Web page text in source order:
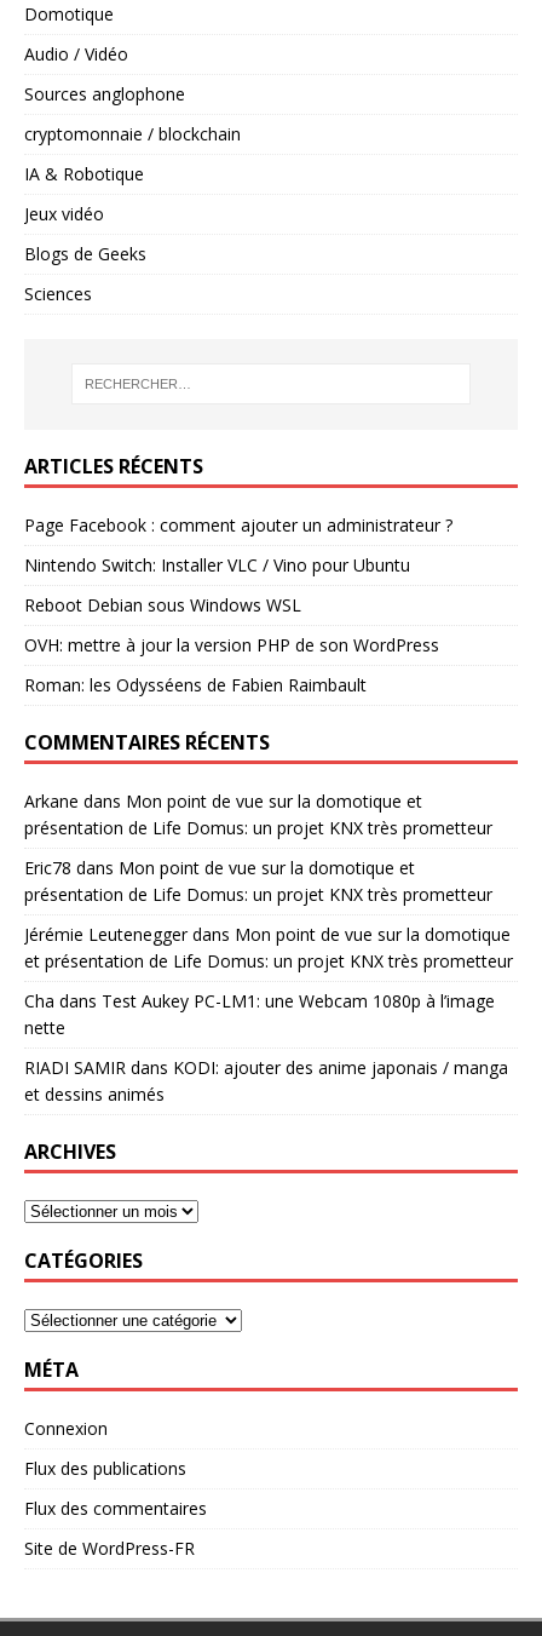
Domotique
Audio / Vidéo
Sources anglophone
cryptomonnaie / blockchain
IA & Robotique
Jeux vidéo
Blogs de Geeks
Sciences
ARTICLES RÉCENTS
Page Facebook : comment ajouter un administrateur ?
Nintendo Switch: Installer VLC / Vino pour Ubuntu
Reboot Debian sous Windows WSL
OVH: mettre à jour la version PHP de son WordPress
Roman: les Odysséens de Fabien Raimbault
COMMENTAIRES RÉCENTS
Arkane dans Mon point de vue sur la domotique et
présentation de Life Domus: un projet KNX très prometteur
Eric78 dans Mon point de vue sur la domotique et
présentation de Life Domus: un projet KNX très prometteur
Jérémie Leuteneggerdans Mon point de vue sur la domotique
et présentation de Life Domus: un projet KNX très prometteur
Cha dans Test Aukey PC-LM1: une Webcam 1080p à l’image
nette
RIADI SAMIR dans KODI: ajouter des anime japonais / manga
et dessins animés
ARCHIVES
CATÉGORIES
MÉTA
Connexion
Flux des publications
Flux des commentaires
Site de WordPress-FR